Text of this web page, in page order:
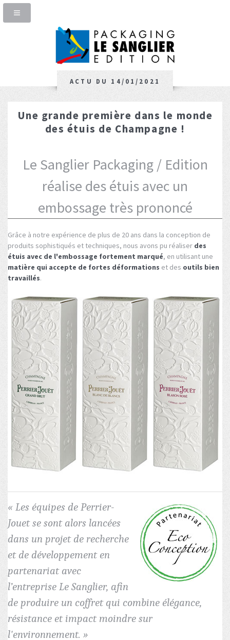
ACTU DU 14/01/2021
Une grande première dans le monde
des étuis de Champagne !
Le Sanglier Packaging / Edition
réalise des étuis avec un
embossage très prononcé
Grâce à notre expérience de plus de 20 ans dans la conception de
produits sophistiqués et techniques, nous avons pu réaliser des
étuis avec de l'embossage fortement marqué, en utilisant une
matière qui accepte de fortes déformations et des outils bien
travaillés.
« Les équipes de Perrier-
Jouet se sont alors lancées
dans un projet de recherche
et de développement en
partenariat avec
l’entreprise Le Sanglier, afin
de produire un coffret qui combine élégance,
résistance et impact moindre sur
l'environnement. »